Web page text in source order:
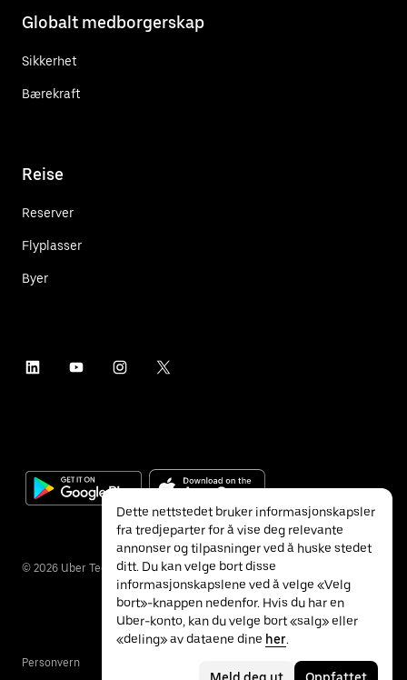
Globalt medborgerskap
Sikkerhet
Bærekraft
Reise
Reserver
Flyplasser
Byer
© 2026 Uber Technologies Inc.
Personvern
Dette nettstedet bruker informasjonskapsler
fra tredjeparter for å vise deg relevante
annonser og tilpasninger ved å huske stedet
ditt. Du kan velge bort disse
informasjonskapslene ved å velge «Velg
bort»-knappen nedenfor. Hvis du har en
Uber-konto, kan du velge bort «salg» eller
«deling» av dataene dine her.